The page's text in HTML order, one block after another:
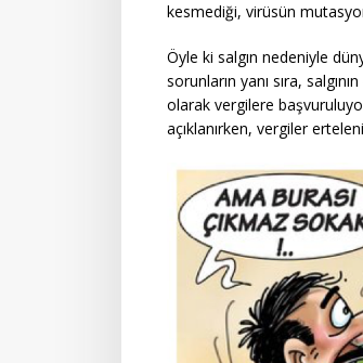
kesmediği, virüsün
Öyle ki salgın nedeniyle
sorunların yanı sıra,
olarak vergilere
açıklanırken, vergiler